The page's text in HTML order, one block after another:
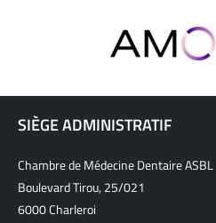
SIÈGE ADMINISTRATIF
Chambre de Médecine Dentaire ASBL
Boulevard Tirou, 25/021
6000 Charleroi